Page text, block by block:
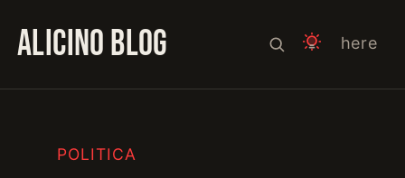
ALICINO BLOG here
POLITICA